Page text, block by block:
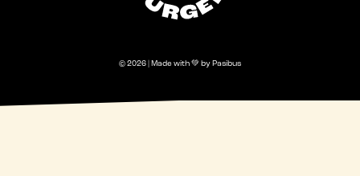
© 2026 | Made with 💚 by Pasibus